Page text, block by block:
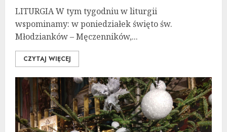
LITURGIA W tym tygodniu w liturgii
wspominamy: w poniedziałek święto św.
Młodzianków – Męczenników,...
CZYTAJ WIĘCEJ